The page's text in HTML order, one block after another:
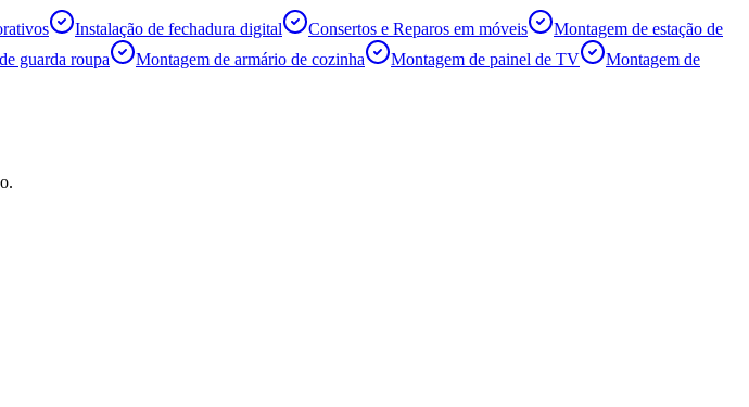
Instalação de fechadura digital Consertos e Reparos em móveis
Montagem de estação de
guarda roupa Montagem de armário de cozinha Montagem de painel de TV
Montagem de